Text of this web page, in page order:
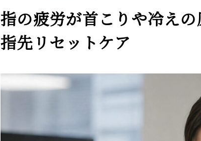
指の疲労が首こりや冷え
指先リセットケア
営業時間 10：00～22：00